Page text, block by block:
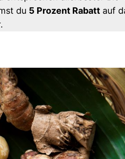
du 5 Prozent Rabattauf